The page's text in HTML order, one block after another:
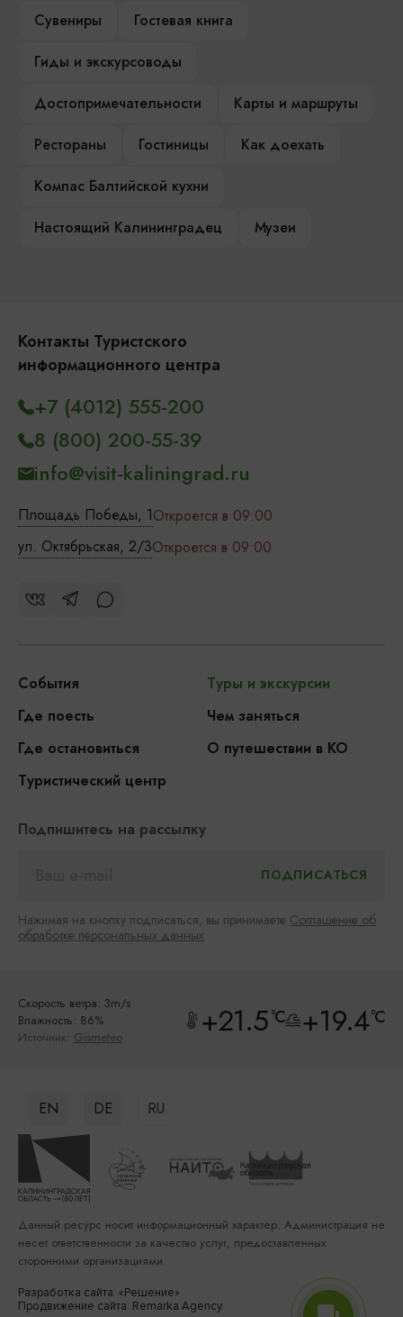
Сувениры
Гостевая книга
Гиды и экскурсоводы
Достопримечательности
Карты и маршруты
Рестораны
Гостиницы
Как доехать
Компас Балтийской кухни
Настоящий Калининградец
Музеи
Контакты Туристского
информационного центра
Площадь Победы, 1Откроется в 09:00
ул. Октябрьская, 2/3Откроется в 09:00
+7 (4012) 555-200
8 (800) 200-55-39
info@visit-kaliningrad.ru
События
Туры и экскурсии
Где поесть
Чем заняться
Где остановиться
О путешествии в КО
Туристический центр
Подпишитесь на рассылку
Нажимая на кнопку подписаться, вы принимаете Соглашение об
обработке персональных данных
Скорость ветра: 3m/s
Влажность: 86%
Источник: Gismeteo +21.5°C +19.4°C
EN DE RU
Данный ресурс носит информационный характер. Администрация не
несет ответственности за качество услуг, предоставленных
сторонними организациями
Разработка сайта: «Решение»
Продвижение сайта: Remarka Agency